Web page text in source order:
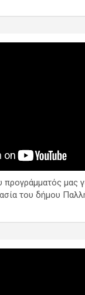
μας
του δήμου